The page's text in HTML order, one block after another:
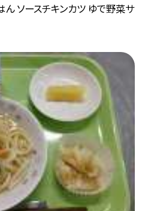
ん ソースチキンカツ ゆで野菜サ